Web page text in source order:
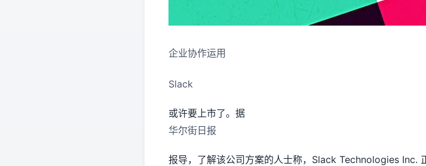
企业协作运用
Slack
或许要上市了。据
华尔街日报
报导，了解该公司方案的人士称，Slack Technologies Inc.